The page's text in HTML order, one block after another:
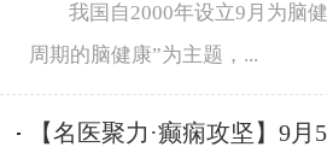
我国自2000年设立9月为脑
周期的脑健康”为主题，...
【名医聚力·癫痫攻坚】9